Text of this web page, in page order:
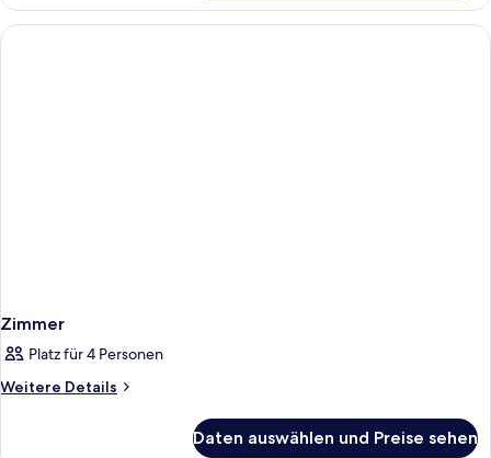
Zimmer
Platz für 4 Personen
Weitere Details
Weitere
Daten auswählen und Preise sehen